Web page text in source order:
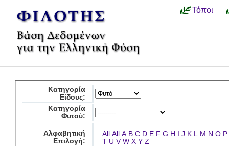
Τόποι
Κατηγορία
Είδους:
Κατηγορία
Φυτού:
Αλφαβητική
Επιλογή:
All All A B C D E F G H I J K L M N O P
T U V W X Y Z